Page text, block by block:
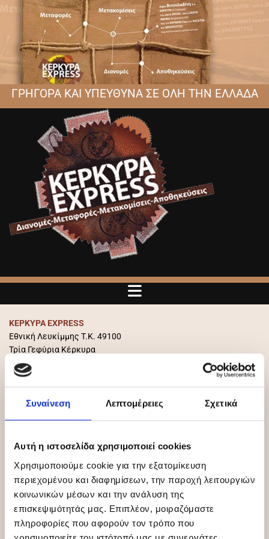
Συναίνεση Λεπτομέρειες Σχετικά
Αυτή η ιστοσελίδα χρησιμοποιεί cookies
Χρησιμοποιούμε cookie για την εξατομίκευση
περιεχομένου και διαφημίσεων, την παροχή λειτουργιών
κοινωνικών μέσων και την ανάλυση της
επισκεψιμότητάς μας. Επιπλέον, μοιραζόμαστε
πληροφορίες που αφορούν τον τρόπο που
ΓΡΗΓΟΡΑ ΚΑΙ ΥΠΕΥΘΥΝΑ ΣΕ ΟΛΗ ΤΗΝ ΕΛΛΑΔΑ
ΚΕΡΚΥΡΑ EXPRESS
Εθνική Λευκίμμης Τ.Κ. 49100
Τρία Γεφύρια Κέρκυρα
Τηλ.: 26610 20550 Fax: 26610 20370 Κιν.: 6942 957752
e-mail: info@
kerkyra-express.gr / kerkura.express@hotmail.com
Υποκατάστημα Αθηνών
Τηλ.: 210 3476845 Fax: 210 3422726
Όνομα*
Επίθετο*